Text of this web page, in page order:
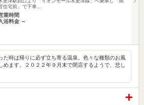
住宅前」で下車…
業時間
浴料金 ～
た時は帰りに必ず立ち寄る温泉。色々な種類のお風
めます。２０２２年９月末で閉店するようで、悲し